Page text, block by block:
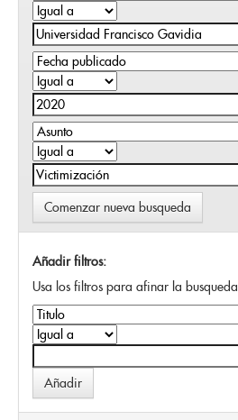
Comenzar nueva busqueda
Añadir filtros:
Usa los filtros para afinar la busqueda.